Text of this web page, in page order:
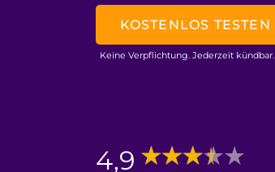
KOSTENLOS TESTEN
Keine Verpflichtung. Jederzeit kündbar.
4,9